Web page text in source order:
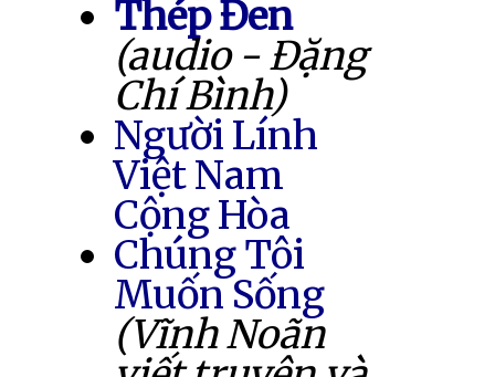
Thép Đen
(audio - Đặng
Chí Bình)
Người Lính
Việt Nam
Cộng Hòa
Chúng Tôi
Muốn Sống
(Vĩnh Noãn